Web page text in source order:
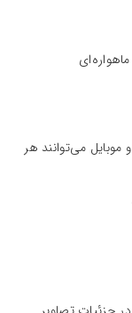
می‌توانند هر